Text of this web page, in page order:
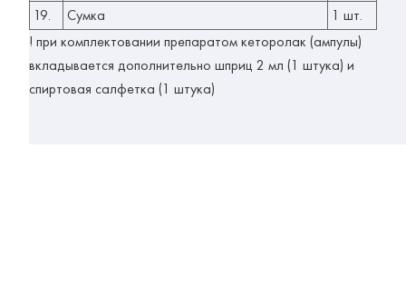
19. Сумка
1 шт.
! при комплектовании препаратом кеторолак (ампулы)
вкладывается дополнительно шприц 2 мл (1 штука) и
спиртовая салфетка (1 штука)